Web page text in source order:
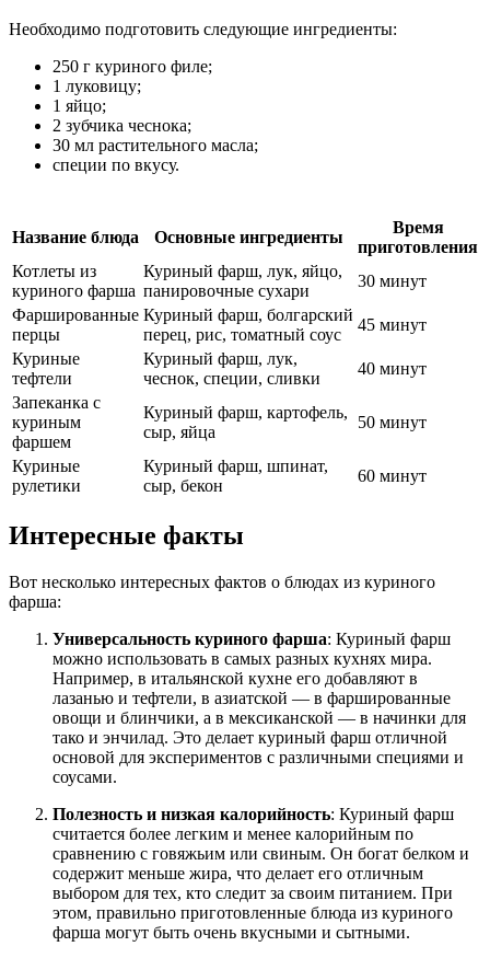
Необходимо подготовить следующие ингредиенты:
250 г куриного филе;
1 луковицу;
1 яйцо;
2 зубчика чеснока;
30 мл растительного масла;
специи по вкусу.
Название блюда Основные ингредиенты
Время
приготовления
Котлеты из
куриного фарша
Куриный фарш, лук, яйцо,
панировочные сухари
30 минут
Фаршированные
перцы
Куриный фарш, болгарский
перец, рис, томатный соус
45 минут
Куриные
тефтели
Куриный фарш, лук,
чеснок, специи, сливки
40 минут
Запеканка с
куриным
фаршем
Куриный фарш, картофель,
сыр, яйца
50 минут
Куриные
рулетики
Куриный фарш, шпинат,
сыр, бекон
60 минут
Интересные факты
Вот несколько интересных фактов о блюдах из куриного
фарша:
Универсальность куриного фарша: Куриный фарш
можно использовать в самых разных кухнях мира.
Например, в итальянской кухне его добавляют в
лазанью и тефтели, в азиатской — в фаршированные
овощи и блинчики, а в мексиканской — в начинки для
тако и энчилад. Это делает куриный фарш отличной
основой для экспериментов с различными специями и
соусами.
Полезность и низкая калорийность: Куриный фарш
считается более легким и менее калорийным по
сравнению с говяжьим или свиным. Он богат белком и
содержит меньше жира, что делает его отличным
выбором для тех, кто следит за своим питанием. При
этом, правильно приготовленные блюда из куриного
фарша могут быть очень вкусными и сытными.